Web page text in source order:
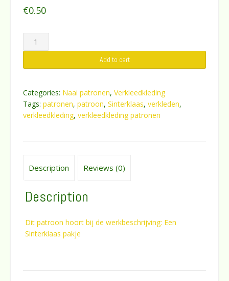
€0.50
Patroon
Sinterklaas
quantity
Add to cart
Categories: Naai patronen, Verkleedkleding
Tags: patronen, patroon, Sinterklaas, verkleden,
verkleedkleding, verkleedkleding patronen
Description Reviews (0)
Description
Dit patroon hoort bij de werkbeschrijving: Een
Sinterklaas pakje